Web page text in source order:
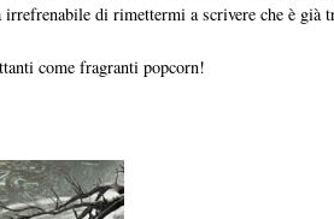
di rimettermi a scrivere che è già
come fragranti popcorn!